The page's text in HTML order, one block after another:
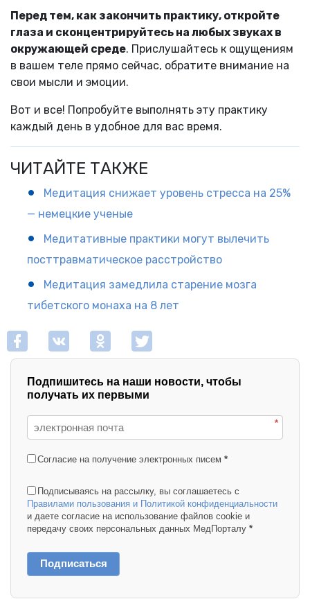
Перед тем, как закончить практику, откройте
глаза и сконцентрируйтесь на любых звуках в
окружающей среде. Прислушайтесь к ощущениям
в вашем теле прямо сейчас, обратите внимание на
свои мысли и эмоции.
Вот и все! Попробуйте выполнять эту практику
каждый день в удобное для вас время.
ЧИТАЙТЕ ТАКЖЕ
Медитация снижает уровень стресса на 25%
— немецкие ученые
Медитативные практики могут вылечить
посттравматическое расстройство
Медитация замедлила старение мозга
тибетского монаха на 8 лет
Подпишитесь на наши новости, чтобы
получать их первыми
*
Согласие на получение электронных писем *
Подписываясь на рассылку, вы соглашаетесь с
Правилами пользования и Политикой конфиденциальности
и даете согласие на использование файлов cookie и
передачу своих персональных данных МедПорталу *
Подписаться